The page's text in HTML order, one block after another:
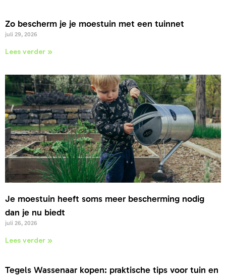
Zo bescherm je je moestuin met een tuinnet
juli 29, 2026
Lees verder »
Je moestuin heeft soms meer bescherming nodig
dan je nu biedt
juli 26, 2026
Lees verder »
Tegels Wassenaar kopen: praktische tips voor tuin en